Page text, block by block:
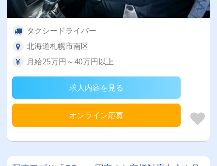
タクシードライバー
北海道札幌市南区
月給25万円～40万円以上
求人内容を見る
オンライン応募